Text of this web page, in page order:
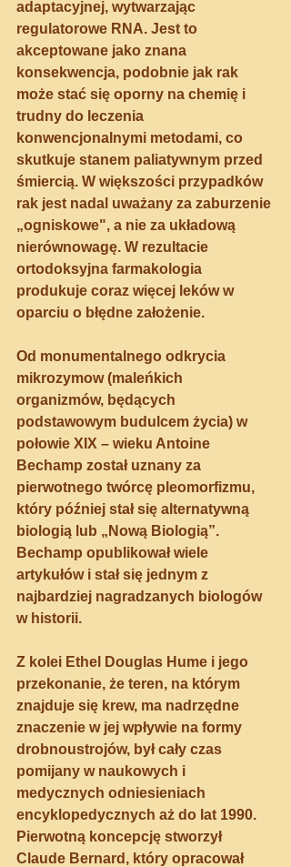
adaptacyjnej, wytwarzając
regulatorowe RNA. Jest to
akceptowane jako znana
konsekwencja, podobnie jak rak
może stać się oporny na chemię i
trudny do leczenia
konwencjonalnymi metodami, co
skutkuje stanem paliatywnym przed
śmiercią. W większości przypadków
rak jest nadal uważany za zaburzenie
„ogniskowe", a nie za układową
nierównowagę. W rezultacie
ortodoksyjna farmakologia
produkuje coraz więcej leków w
oparciu o błędne założenie.
Od monumentalnego odkrycia
mikrozymow (maleńkich
organizmów, będących
podstawowym budulcem życia) w
połowie XIX – wieku Antoine
Bechamp został uznany za
pierwotnego twórcę pleomorfizmu,
który później stał się alternatywną
biologią lub „Nową Biologią”.
Bechamp opublikował wiele
artykułów i stał się jednym z
najbardziej nagradzanych biologów
w historii.
Z kolei Ethel Douglas Hume i jego
przekonanie, że teren, na którym
znajduje się krew, ma nadrzędne
znaczenie w jej wpływie na formy
drobnoustrojów, był cały czas
pomijany w naukowych i
medycznych odniesieniach
encyklopedycznych aż do lat 1990.
Pierwotną koncepcję stworzył
Claude Bernard, który opracował